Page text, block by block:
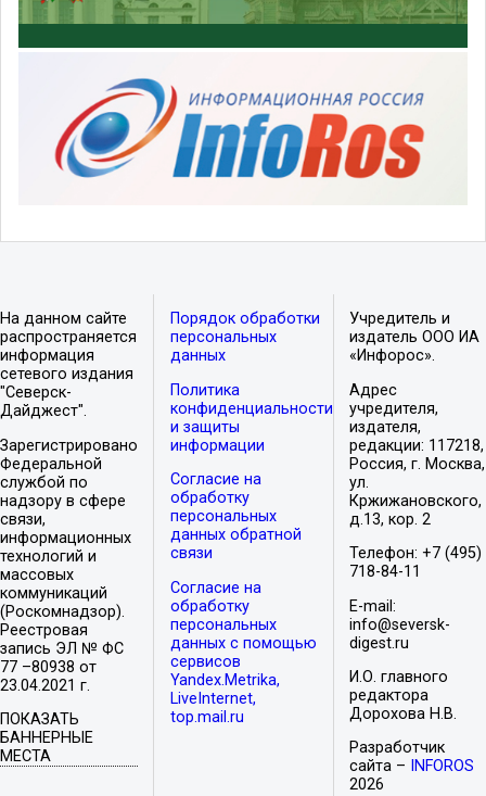
На данном сайте
распространяется
информация
сетевого издания
"Северск-
Дайджест".
Зарегистрировано
Федеральной
службой по
надзору в сфере
связи,
информационных
технологий и
массовых
коммуникаций
(Роскомнадзор).
Реестровая
запись ЭЛ № ФС
77 –80938 от
23.04.2021 г.
ПОКАЗАТЬ
БАННЕРНЫЕ
МЕСТА
Порядок обработки
персональных
данных
Политика
конфиденциальности
и защиты
информации
Согласие на
обработку
персональных
данных обратной
связи
Согласие на
обработку
персональных
данных с помощью
сервисов
Yandex.Metrika,
LiveInternet,
top.mail.ru
Учредитель и
издатель ООО ИА
«Инфорос».
Адрес
учредителя,
издателя,
редакции: 117218,
Россия, г. Москва,
ул.
Кржижановского,
д.13, кор. 2
Телефон: +7 (495)
718-84-11
E-mail:
info@seversk-
digest.ru
И.О. главного
редактора
Дорохова Н.В.
Разработчик
сайта –
INFOROS
2026